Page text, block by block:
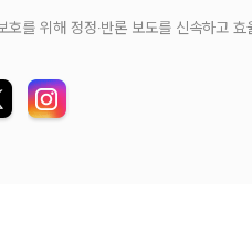
호를 위해 정정‧반론 보도를 신속하고